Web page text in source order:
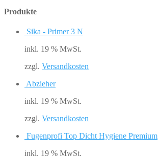
Produkte
Sika - Primer 3 N
inkl. 19 % MwSt.
zzgl. Versandkosten
Abzieher
inkl. 19 % MwSt.
zzgl. Versandkosten
Fugenprofi Top Dicht Hygiene Premium
inkl. 19 % MwSt.